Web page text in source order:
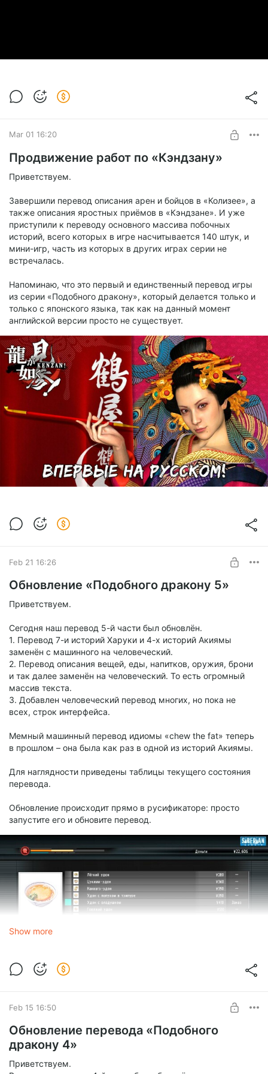
Mar 01 16:20
Продвижение работ по «Кэндзану»
Приветствуем.
Завершили перевод описания арен и бойцов в «Колизее», а
также описания яростных приёмов в «Кэндзане». И уже
приступили к переводу основного массива побочных
историй, всего которых в игре насчитывается 140 штук, и
мини-игр, часть из которых в других играх серии не
встречалась.
Напоминаю, что это первый и единственный перевод игры
из серии «Подобного дракону», который делается только и
только с японского языка, так как на данный момент
английской версии просто не существует.
Feb 21 16:26
Обновление «Подобного дракону 5»
Приветствуем.
Сегодня наш перевод 5-й части был обновлён.
1. Перевод 7-и историй Харуки и 4-х историй Акиямы
заменён с машинного на человеческий.
2. Перевод описания вещей, еды, напитков, оружия, брони
и так далее заменён на человеческий. То есть огромный
массив текста.
3. Добавлен человеческий перевод многих, но пока не
всех, строк интерфейса.
Мемный машинный перевод идиомы «chew the fat» теперь
в прошлом – она была как раз в одной из историй Акиямы.
Для наглядности приведены таблицы текущего состояния
перевода.
Обновление происходит прямо в русификаторе: просто
запустите его и обновите перевод.
Show more
Feb 15 16:50
Обновление перевода «Подобного
дракону 4»
Приветствуем.